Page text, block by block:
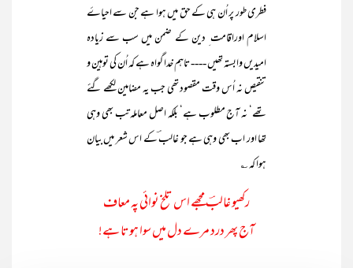
فطری طور پر اُن ہی کے حق میں ہوا ہے جن سے احیاۓ
اسلام اوراقامت ِ دین کے ضمن میں سب سے زیادہ
امیدیں وابستہ تھیں ---- تاہم خدا گواہ ہے کہ اُن کی توہین و
تنقیص نہ اُس وقت مقصود تھی جب یہ مضامین لکھے گئے
تھے‘ نہ آج مطلوب ہے‘ بلکہ اصل معاملہ تب بھی وہی
تھا اور اب بھی وہی ہے جو غالب ؔکے اس شعر میں بیان
ہوا کہ ؎
رکھیو غالبؔ مجھے اس تلخ نوائی پہ معاف
آج پھر درد مرے دل میں سوا ہوتا ہے!